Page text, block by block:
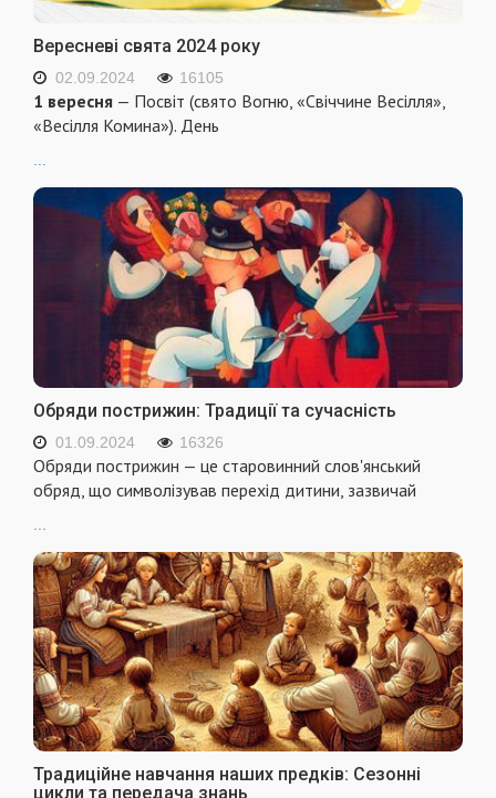
Вересневі свята 2024 року
02.09.2024 16105
1 вересня — Посвіт (свято Вогню, «Свіччине Весілля»,
«Весілля Комина»). День
...
Обряди пострижин: Традиції та сучасність
01.09.2024 16326
Обряди пострижин — це старовинний слов'янський
обряд, що символізував перехід дитини, зазвичай
Традиційне навчання наших предків: Сезонні
цикли та передача знань